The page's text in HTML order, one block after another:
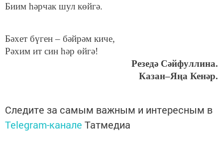
Биим һәрчак шул көйгә.
Бәхет бүген – бәйрәм киче,
Рәхим ит син һәр өйгә!
Резедә Сәйфуллина.
Казан–Яңа Кенәр.
Следите за самым важным и интересным в
Telegram-канале Татмедиа